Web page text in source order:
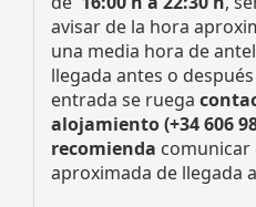
avisar de la hora
una media hora de
llegada antes o
entrada se ruega
alojamiento (+34 606
recomienda comunicar
aproximada de llegada